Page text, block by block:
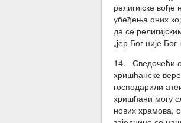
религијске
убеђења оних
да се
„јер Бог није
14. Сведочећи о
хришћанске
господарили
хришћани могу
нових храмова,